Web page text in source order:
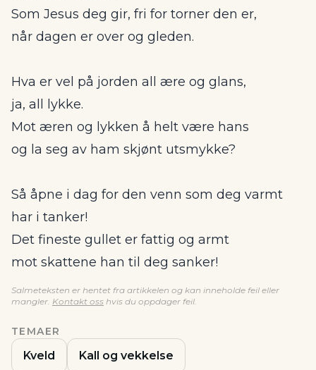
Som Jesus deg gir, fri for torner den er,
når dagen er over og gleden.
Hva er vel på jorden all ære og glans,
ja, all lykke.
Mot æren og lykken å helt være hans
og la seg av ham skjønt utsmykke?
Så åpne i dag for den venn som deg varmt
har i tanker!
Det fineste gullet er fattig og armt
mot skattene han til deg sanker!
Salmeteksten er hentet fra artikkelen og kan inneholde feil eller
mangler. Kontakt oss hvis du oppdager feil.
TEMAER
Kveld Kall og vekkelse